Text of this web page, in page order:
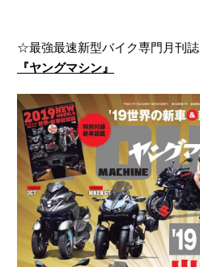
☆最強最速新型バイク専門月刊誌
『ヤングマシン』